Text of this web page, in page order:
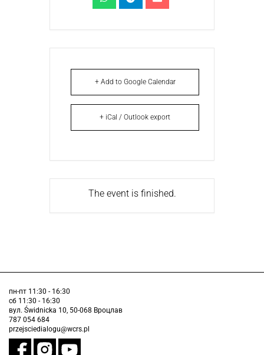
+ Add to Google Calendar
+ iCal / Outlook export
The event is finished.
пн-пт 11:30 - 16:30
сб 11:30 - 16:30
вул. Świdnicka 10, 50-068 Вроцлав
787 054 684
przejsciedialogu@wcrs.pl